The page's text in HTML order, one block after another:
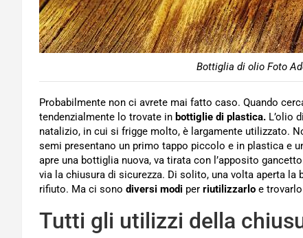
Bottiglia di olio Foto
Probabilmente non ci avrete mai fatto caso. Quando
tendenzialmente lo trovate in bottiglie di plastica. L’olio
natalizio, in cui si frigge molto, è largamente utilizzato.
semi presentano un primo tappo piccolo e in plastica e
apre una bottiglia nuova, va tirata con l’apposito
via la chiusura di sicurezza. Di solito, una volta aperta
rifiuto. Ma ci sono diversi modi per riutilizzarlo e
Tutti gli utilizzi della